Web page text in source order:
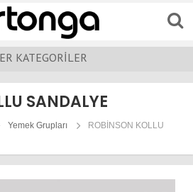
DİĞER KATEGORİLER
SANDALYE
Yemek Grupları
ROBİNSON KOLLU